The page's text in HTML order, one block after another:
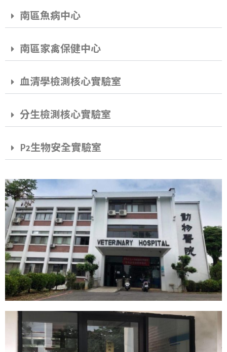
南區魚病中心
南區家禽保健中心
血清學檢測核心實驗室
分生檢測核心實驗室
P2生物安全實驗室